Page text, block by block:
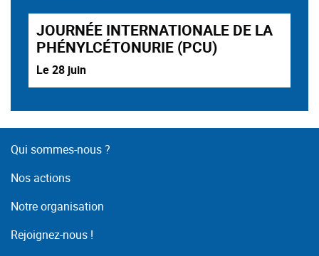
JOURNÉE INTERNATIONALE DE LA
PHÉNYLCÉTONURIE (PCU)
Le 28 juin
Qui sommes-nous ?
Nos actions
Notre organisation
Rejoignez-nous !